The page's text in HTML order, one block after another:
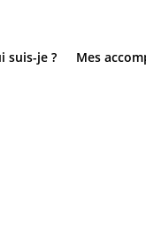
suis-je ? Mes